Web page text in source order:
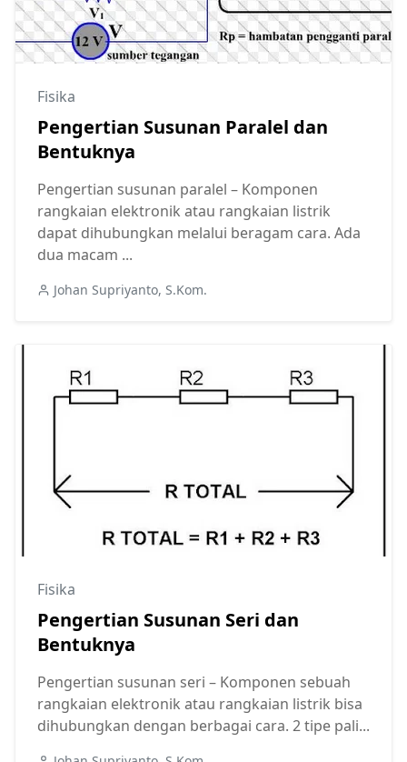
Fisika
Pengertian Susunan Paralel dan
Bentuknya
Pengertian susunan paralel – Komponen
rangkaian elektronik atau rangkaian listrik
dapat dihubungkan melalui beragam cara. Ada
dua macam ...
Johan Supriyanto, S.Kom.
Fisika
Pengertian Susunan Seri dan
Bentuknya
Pengertian susunan seri – Komponen sebuah
rangkaian elektronik atau rangkaian listrik bisa
dihubungkan dengan berbagai cara. 2 tipe pali...